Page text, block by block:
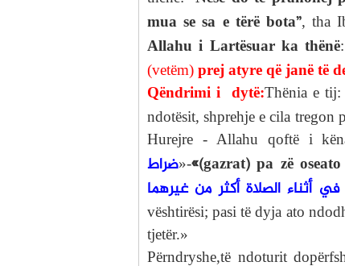
mua se sa e tërë bota”, tha
Allahu i Lartësuar ka thënë:
(vetëm) prej atyre që janë të
Qëndrimi i dytë:Thënia e tij:
ndotësit, shprehje e cila tregon
Hurejre - Allahu qoftë i
ضراط»-«(gazrat) pa zë
أثناء الصلاة أكثر من غيرهما
vështirësi; pasi të dyja ato
tjetër.»
Përndryshe,të ndoturit